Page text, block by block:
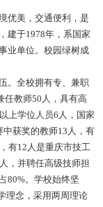
优美，交通便利，是
建于1978年，系国家
业单位。校园绿树成
。全校拥有专、兼职
任教师50人，具有高
上学位人员6人，国家
获奖的教师13人，有
有12人是重庆市技工
，并聘任高级技师担
80%。学校始终坚
理念，采用两周理论